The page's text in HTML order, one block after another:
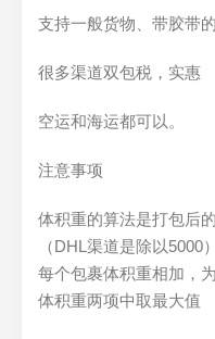
支持一般货物、带胶带
很多渠道双包税，实惠
空运和海运都可以。
注意事项
体积重的算法是打包后
（DHL渠道是除以5000
每个包裹体积重相加，
体积重两项中取最大值